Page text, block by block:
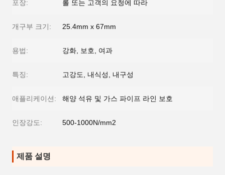
포장: 롤 또는 고객의 요청에 따라
개구부 크기: 25.4mm x 67mm
용법: 강화, 보호, 여과
특징: 고강도, 내식성, 내구성
애플리케이션: 해양 석유 및 가스 파이프 라인 보호
인장강도: 500-1000N/mm2
제품 설명